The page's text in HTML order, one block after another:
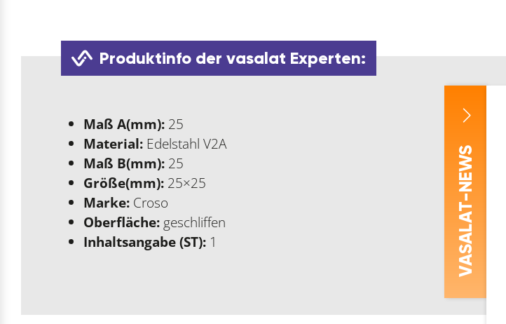
Produktinfo der vasalat Experten:
Maß A(mm): 25
Material: Edelstahl V2A
Maß B(mm): 25
Größe(mm): 25×25
Marke: Croso
Oberfläche: geschliffen
Inhaltsangabe (ST): 1
V
ASALAT
-NEWS